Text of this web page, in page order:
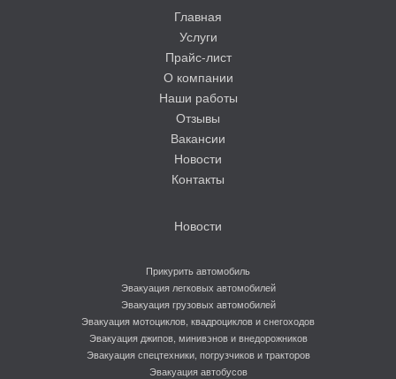
Главная
Услуги
Прайс-лист
О компании
Наши работы
Отзывы
Вакансии
Новости
Контакты
Новости
Прикурить автомобиль
Эвакуация легковых автомобилей
Эвакуация грузовых автомобилей
Эвакуация мотоциклов, квадроциклов и снегоходов
Эвакуация джипов, минивэнов и внедорожников
Эвакуация спецтехники, погрузчиков и тракторов
Эвакуация автобусов